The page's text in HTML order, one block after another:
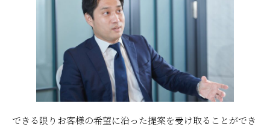
できる限りお客様の希望に沿った提案を受け取ることができ